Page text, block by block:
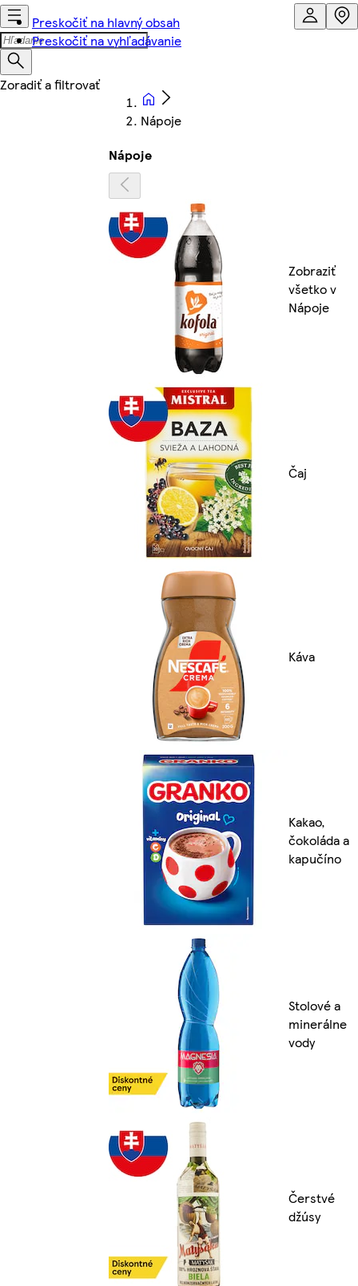
Preskočiť na hlavný obsah
Preskočiť na vyhľadávanie
Nápoje
Nápoje
Zobraziť
všetko v
Nápoje
Čaj
Káva
Kakao,
čokoláda a
kapučíno
Stolové a
minerálne
vody
Čerstvé
džúsy